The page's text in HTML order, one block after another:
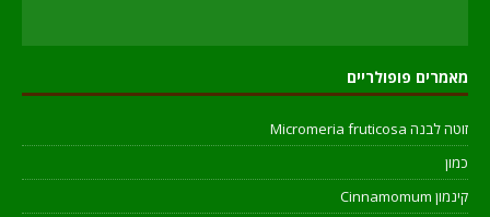
מאמרים פופולריים
זוטה לבנה Micromeria fruticosa
כמון
קינמון Cinnamomum